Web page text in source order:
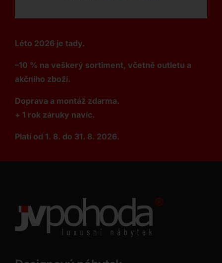
Léto 2026 je tady.
–10 % na veškerý sortiment, včetně outletu a
akčního zboží.
Doprava a montáž zdarma.
+ 1 rok záruky navíc.
Platí od 1. 8. do 31. 8. 2026.